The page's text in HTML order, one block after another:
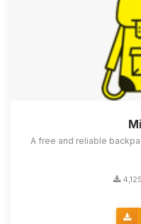
A free and reliable